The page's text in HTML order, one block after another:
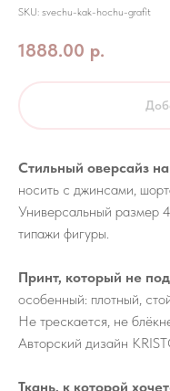
SKU: svechu-kak-hochu-grafit
1888.00 р.
Стильный оверсайз
носить с джинсами,
Универсальный размер
типажи фигуры.
Принт, который не
особенный: плотный,
Не трескается, не
Авторский дизайн
Ткань, к которой